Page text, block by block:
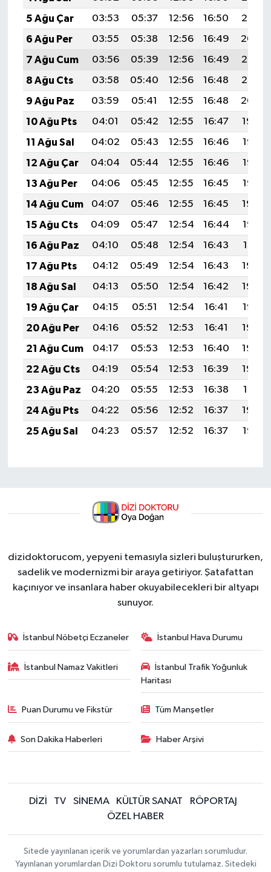
5 Ağu Çar
03:53 05:37 12:56 16:50
20:05
6 Ağu Per
03:55 05:38 12:56 16:49
20:04
7 Ağu Cum
03:56 05:39 12:56 16:49
20:03
8 Ağu Cts
03:58 05:40 12:56 16:48
20:02
9 Ağu Paz
03:59 05:41 12:55 16:48
20:00
10 Ağu Pts
04:01 05:42 12:55 16:47
19:59
11 Ağu Sal
04:02 05:43 12:55 16:46
19:58
12 Ağu Çar
04:04 05:44 12:55 16:46
19:57
13 Ağu Per
04:06 05:45 12:55 16:45
19:55
14 Ağu Cum
04:07 05:46 12:55 16:45
19:54
15 Ağu Cts
04:09 05:47 12:54 16:44
19:52
16 Ağu Paz
04:10 05:48 12:54 16:43
19:51
17 Ağu Pts
04:12 05:49 12:54 16:43
19:50
18 Ağu Sal
04:13 05:50 12:54 16:42
19:48
19 Ağu Çar
04:15 05:51 12:54 16:41
19:47
20 Ağu Per
04:16 05:52 12:53 16:41
19:45
21 Ağu Cum
04:17 05:53 12:53 16:40
19:44
22 Ağu Cts
04:19 05:54 12:53 16:39
19:42
23 Ağu Paz
04:20 05:55 12:53 16:38
19:41
24 Ağu Pts
04:22 05:56 12:52 16:37
19:39
25 Ağu Sal
04:23 05:57 12:52 16:37 19:38
dizidoktorucom, yepyeni temasıyla sizleri buluştururken,
sadelik ve modernizmi bir araya getiriyor. Şatafattan
kaçınıyor ve insanlara haber okuyabilecekleri bir altyapı
sunuyor.
İstanbul Nöbetçi Eczaneler İstanbul Hava Durumu
İstanbul Namaz Vakitleri
İstanbul Trafik Yoğunluk
Haritası
Puan Durumu ve Fikstür Tüm Manşetler
Son Dakika Haberleri Haber Arşivi
DİZİ TV SİNEMA KÜLTÜR SANAT
RÖPORTAJ
ÖZEL HABER
Sitede yayınlanan içerik ve yorumlardan yazarları sorumludur.
Yayınlanan yorumlardan Dizi Doktoru sorumlu tutulamaz. Sitedeki